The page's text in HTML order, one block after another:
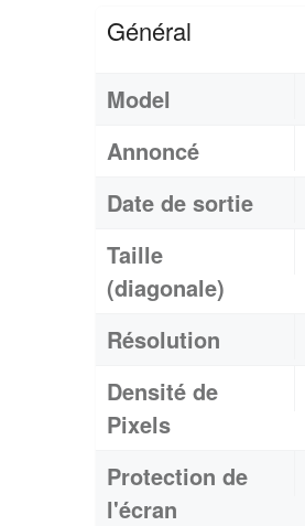
Général
Model
Annoncé
Date de sortie
Taille
(diagonale)
Résolution
Densité de
Pixels
Protection de
l'écran